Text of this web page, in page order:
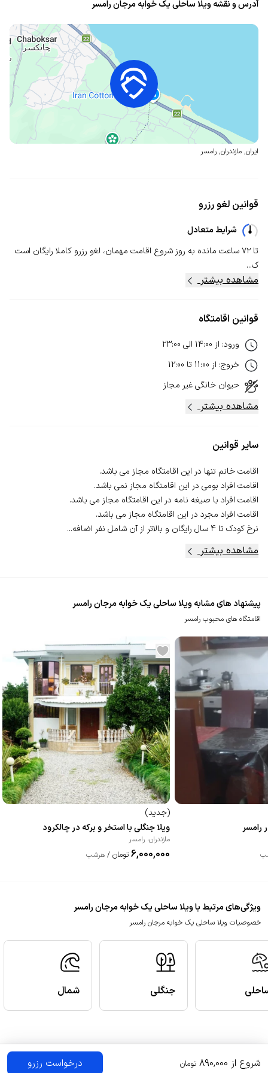
آدرس و نقشه ویلا ساحلی یک خوابه مرجان رامسر
ایران, مازندران, رامسر
قوانین لغو رزرو
شرایط متعادل
تا ۷۲ ساعت مانده به روز شروع اقامت مهمان، لغو رزرو کاملا رایگان است
ک...
مشاهده بیشتر
قوانین اقامتگاه
ورود: از 14:00 الی 23:00
خروج: از 11:00 تا 12:00
حیوان خانگیغیر مجاز
مشاهده بیشتر
سایر قوانین
نرخ کودک تا 4 سال رایگان و بالاتر از آن شامل نفر اضافه...
مشاهده بیشتر
پیشنهاد های مشابه ویلا ساحلی یک خوابه مرجان رامسر
اقامتگاه های محبوب رامسر
رامسر
(جدید)
ویلا جنگلی با استخر و برکه در چالکرود
مازندران، رامسر
6,000,000 تومان / هرشب
ویژگی‌های مرتبط با ویلا ساحلی یک خوابه مرجان رامسر
خصوصیات ویلا ساحلی یک خوابه مرجان رامسر
جنگلی شمال
شروع از 890,000 تومان درخواست رزرو